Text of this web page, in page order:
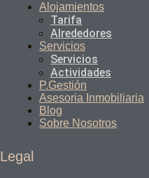
Alojamientos
Tarifa
Alrededores
Servicios
Servicios
Actividades
P.Gestión
Asesoria Inmobiliaria
Blog
Sobre Nosotros
Legal